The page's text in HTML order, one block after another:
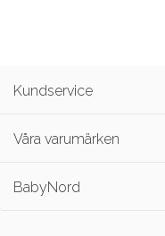
Kundservice
Våra varumärken
BabyNord